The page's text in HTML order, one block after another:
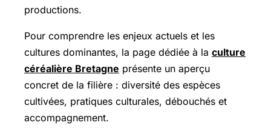
productions.
Pour comprendre les enjeux actuels et les
cultures dominantes, la page dédiée à la culture
céréalière Bretagne présente un aperçu
concret de la filière : diversité des espèces
cultivées, pratiques culturales, débouchés et
accompagnement.